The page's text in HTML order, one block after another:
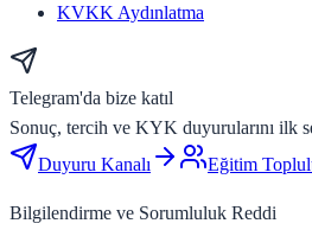
KVKK Aydınlatma
Telegram'da bize katıl
Sonuç, tercih ve KYK duyurularını ilk
Duyuru Kanalı
Eğitim
Bilgilendirme ve Sorumluluk Reddi